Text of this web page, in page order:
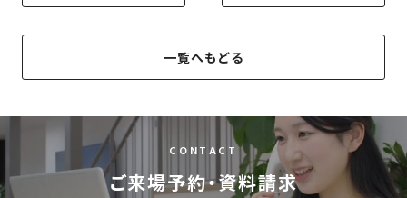
一覧へもどる
CONTACT
ご来場予約・資料請求